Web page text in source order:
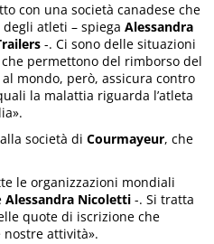
con una società canadese che
atleti – spiegaAlessandra
-. Ci sono delle situazioni
permettono del rimborso del
mondo, però, assicura contro
la malattia riguarda l’atleta
società diCourmayeur, che
le organizzazioni mondiali
Alessandra Nicoletti -. Si tratta
quote di iscrizione che
attività».